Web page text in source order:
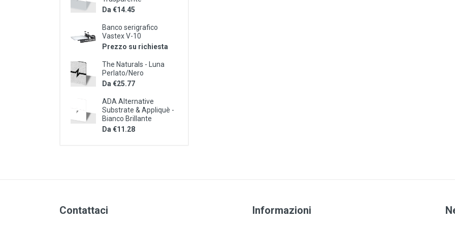
Da €14.45
Banco serigrafico
Vastex V-10
Prezzo su richiesta
The Naturals - Luna
Perlato/Nero
Da €25.77
ADA Alternative
Substrate & Appliquè -
Bianco Brillante
Da €11.28
Contattaci Informazioni